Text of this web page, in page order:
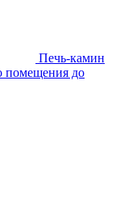
Печь-камин
помещения до